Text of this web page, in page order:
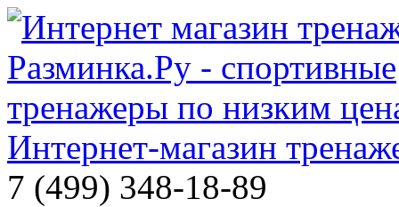
Интернет-магазин
7 (499) 348-18-89